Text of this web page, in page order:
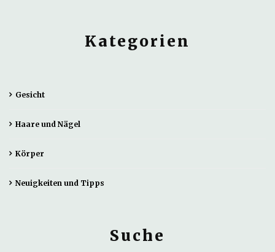
Kategorien
Gesicht
Haare und Nägel
Körper
Neuigkeiten und Tipps
Suche